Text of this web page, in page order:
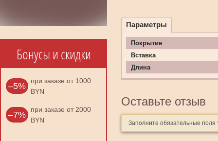
Параметры
Покрытие
Вставка
Длина
Оставьте отзыв
Заполните обязательные поля
Бонусы и скидки
–5%
при заказе от 1000
BYN
–7%
при заказе от 2000
BYN